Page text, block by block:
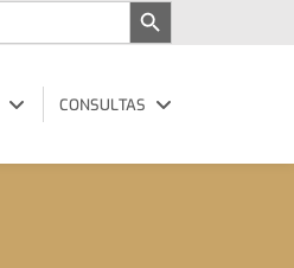
CONSULTAS